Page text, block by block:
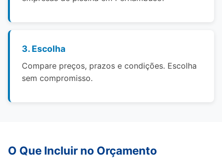
3. Escolha
Compare preços, prazos e condições. Escolha
sem compromisso.
O Que Incluir no Orçamento